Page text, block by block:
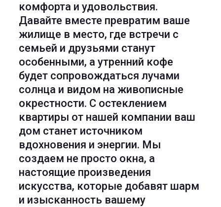
комфорта и удовольствия.
Давайте вместе превратим ваше
жилище в место, где встречи с
семьей и друзьями станут
особенными, а утренний кофе
будет сопровождаться лучами
солнца и видом на живописные
окрестности. С остеклением
квартиры от нашей компании ваш
дом станет источником
вдохновения и энергии. Мы
создаем не просто окна, а
настоящие произведения
искусства, которые добавят шарм
и изысканность вашему